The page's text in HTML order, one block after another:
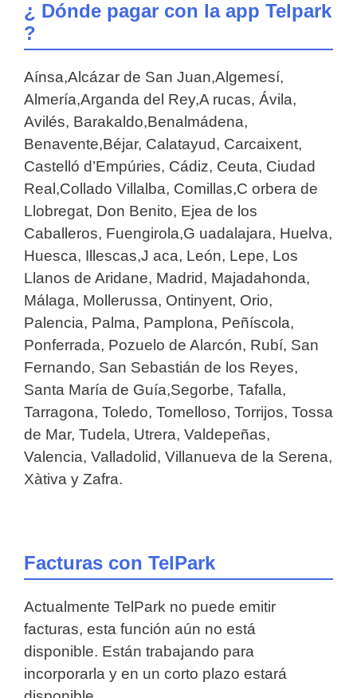
¿ Dónde pagar con la app Telpark
?
Aínsa,Alcázar de San Juan,Algemesí,
Almería,Arganda del Rey,A rucas, Ávila,
Avilés, Barakaldo,Benalmádena,
Benavente,Béjar, Calatayud, Carcaixent,
Castelló d’Empúries, Cádiz, Ceuta, Ciudad
Real,Collado Villalba, Comillas,C orbera de
Llobregat, Don Benito, Ejea de los
Caballeros, Fuengirola,G uadalajara, Huelva,
Huesca, Illescas,J aca, León, Lepe, Los
Llanos de Aridane, Madrid, Majadahonda,
Málaga, Mollerussa, Ontinyent, Orio,
Palencia, Palma, Pamplona, Peñíscola,
Ponferrada, Pozuelo de Alarcón, Rubí, San
Fernando, San Sebastián de los Reyes,
Santa María de Guía,Segorbe, Tafalla,
Tarragona, Toledo, Tomelloso, Torrijos, Tossa
de Mar, Tudela, Utrera, Valdepeñas,
Valencia, Valladolid, Villanueva de la Serena,
Xàtiva y Zafra.
Facturas con TelPark
Actualmente TelPark no puede emitir
facturas, esta función aún no está
disponible. Están trabajando para
incorporarla y en un corto plazo estará